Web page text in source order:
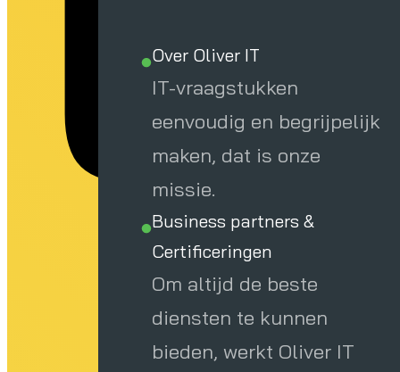
Over Oliver IT
IT-vraagstukken
eenvoudig en begrijpelijk
maken, dat is onze
missie.
Business partners &
Certificeringen
Om altijd de beste
diensten te kunnen
bieden, werkt Oliver IT